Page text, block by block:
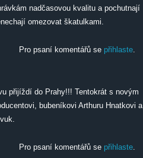
nadčasovou kvalitu a pochutnají
omezovat škatulkami.
Pro psaní komentářů se přihlaste.
přijíždí do Prahy!!! Tentokrát s novým
bubeníkovi Arthuru Hnatkovi a
Pro psaní komentářů se přihlaste.